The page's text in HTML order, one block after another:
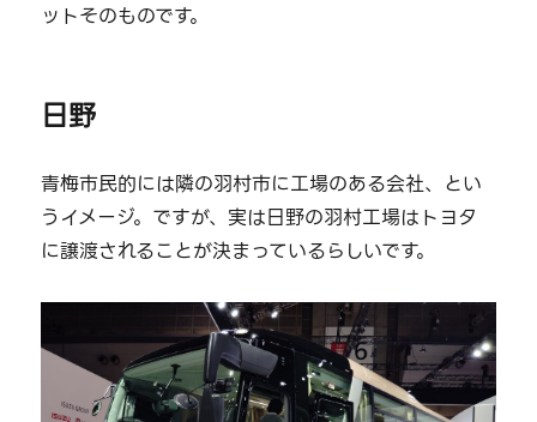
ットそのものです。
日野
青梅市民的には隣の羽村市に工場のある会社、とい
うイメージ。ですが、実は日野の羽村工場はトヨタ
に譲渡されることが決まっているらしいです。